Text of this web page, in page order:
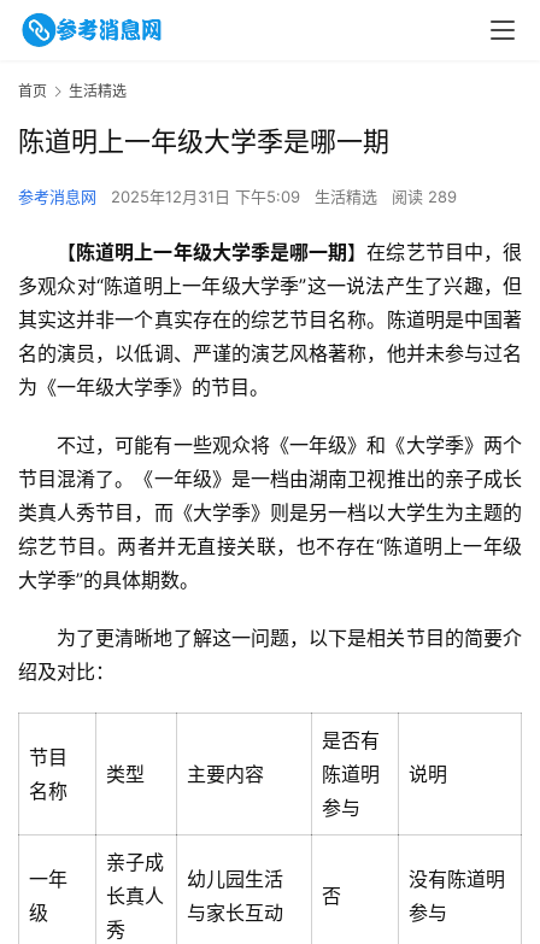
首页 生活精选
陈道明上一年级大学季是哪一期
参考消息网 2025年12月31日 下午5:09 生活精选 阅读 289
【陈道明上一年级大学季是哪一期】在综艺节目中，很
多观众对“陈道明上一年级大学季”这一说法产生了兴趣，但
其实这并非一个真实存在的综艺节目名称。陈道明是中国著
名的演员，以低调、严谨的演艺风格著称，他并未参与过名
为《一年级大学季》的节目。
不过，可能有一些观众将《一年级》和《大学季》两个
节目混淆了。《一年级》是一档由湖南卫视推出的亲子成长
类真人秀节目，而《大学季》则是另一档以大学生为主题的
综艺节目。两者并无直接关联，也不存在“陈道明上一年级
大学季”的具体期数。
为了更清晰地了解这一问题，以下是相关节目的简要介
绍及对比：
节目
名称
类型 主要内容
是否有
陈道明
参与
说明
一年
级
亲子成
长真人
秀
幼儿园生活
与家长互动
否
没有陈道明
参与